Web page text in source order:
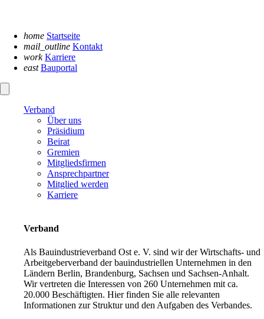
home Startseite
mail_outline Kontakt
work Karriere
east Bauportal
Verband
Über uns
Präsidium
Beirat
Gremien
Mitgliedsfirmen
Ansprechpartner
Mitglied werden
Karriere
Verband
Als Bauindustrieverband Ost e. V. sind wir der Wirtschafts- und
Arbeitgeberverband der bauindustriellen Unternehmen in den
Ländern Berlin, Brandenburg, Sachsen und Sachsen-Anhalt.
Wir vertreten die Interessen von 260 Unternehmen mit ca.
20.000 Beschäftigten. Hier finden Sie alle relevanten
Informationen zur Struktur und den Aufgaben des Verbandes.